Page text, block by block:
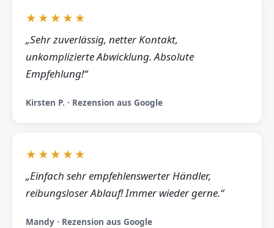
★★★★★
„Sehr zuverlässig, netter Kontakt,
unkomplizierte Abwicklung. Absolute
Empfehlung!“
Kirsten P. · Rezension aus Google
★★★★★
„Einfach sehr empfehlenswerter Händler,
reibungsloser Ablauf! Immer wieder gerne.“
Mandy · Rezension aus Google